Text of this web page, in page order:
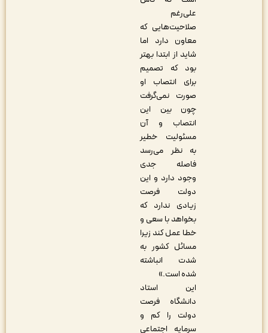
صلاحیت‌هایی که
معاون دارد اما
شاید از ابتدا بهتر
بود که تصمیم
برای انتصاب او
صورت نمی‌گرفت
چون بین این
انتصاب و آن
مسئولیت خطیر
به نظر می‌رسد
فاصله جدی
وجود دارد و این
دولت فرصت
زیادی ندارد که
بخواهد با سعی و
خطا عمل کند زیرا
مسائل کشور به
شدت انباشته
شده است.»
این استاد
دانشگاه فرصت
دولت را کم و
سرمایه اجتماعی